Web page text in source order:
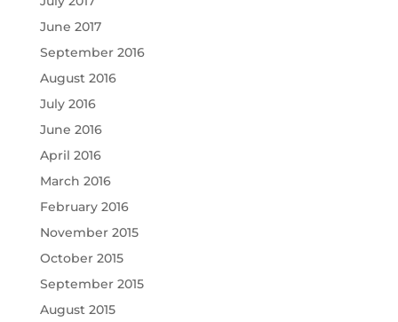
June 2017
September 2016
August 2016
July 2016
June 2016
April 2016
March 2016
February 2016
November 2015
October 2015
September 2015
August 2015